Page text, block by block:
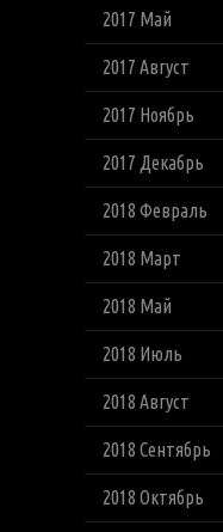
2017 Май
2017 Август
2017 Ноябрь
2017 Декабрь
2018 Февраль
2018 Март
2018 Май
2018 Июль
2018 Август
2018 Сентябрь
2018 Октябрь